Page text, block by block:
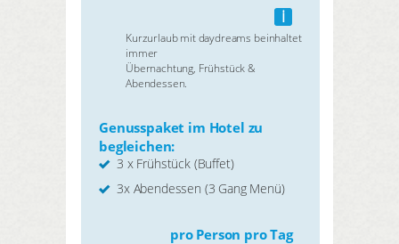
i
Kurzurlaub mit daydreams beinhaltet
immer
Übernachtung, Frühstück &
Abendessen.
Genusspaket im Hotel zu
begleichen:
3 x Frühstück (Buffet)
3x Abendessen (3 Gang Menü)
pro Person pro Tag